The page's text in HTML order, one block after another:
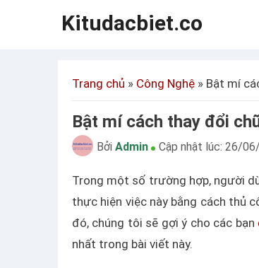
Kitudacbiet.co
Trang chủ » Công Nghệ » Bật mí
Bật mí cách thay đổi
Bởi Admin Cập nhật lúc: 26/
Trong một số trường hợp, người
thực hiện việc này bằng cách thủ
đó, chúng tôi sẽ gợi ý cho các bạn
nhất trong bài viết này.